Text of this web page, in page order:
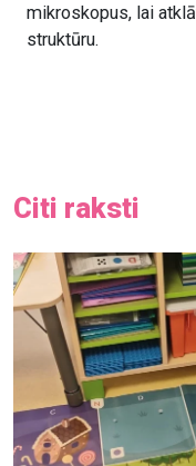
mikroskopus, lai
struktūru.
Citi raksti